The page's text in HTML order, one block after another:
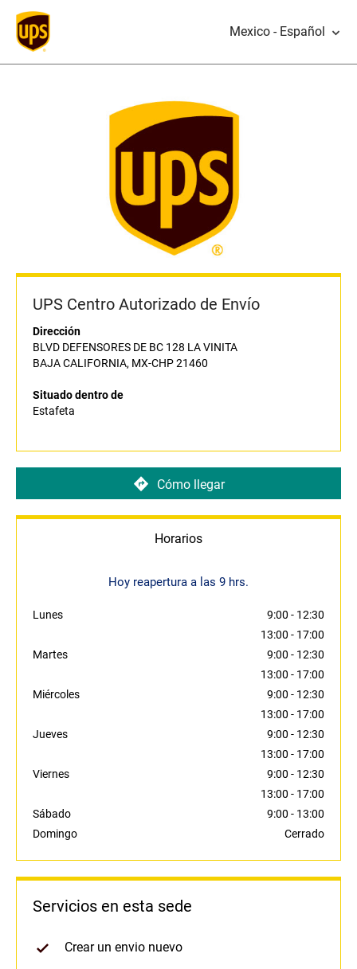
Mexico - Español
UPS Centro Autorizado de Envío
Dirección
BLVD DEFENSORES DE BC 128 LA VINITA
BAJA CALIFORNIA, MX-CHP 21460
Situado dentro de
Estafeta
Cómo llegar
Horarios
Hoy reapertura a las 9 hrs.
Lunes 9:00 - 12:30
13:00 - 17:00
Martes
9:00 - 12:30
13:00 - 17:00
Miércoles
9:00 - 12:30
13:00 - 17:00
Jueves
9:00 - 12:30
13:00 - 17:00
Viernes
9:00 - 12:30
13:00 - 17:00
Sábado
9:00 - 13:00
Domingo
Cerrado
Servicios en esta sede
Crear un envio nuevo